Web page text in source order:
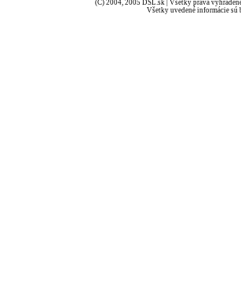
(C) 2004, 2005 DSL.sk | Všetky práva
Všetky uvedené informácie sú